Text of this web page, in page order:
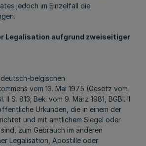
jedoch im Einzelfall die
Legalisation aufgrund zweiseitiger
belgischen
vom 13. Mai 1975 (Gesetz vom
II S. 813; Bek. vom 9. März 1981, BGBl. II
Urkunden, die in einem der
und mit amtlichem Siegel oder
zum Gebrauch im anderen
Legalisation, Apostille oder